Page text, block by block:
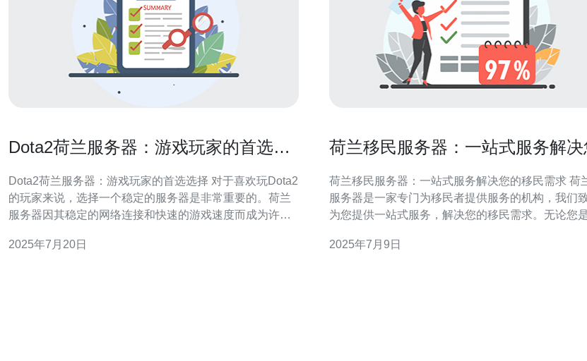
Dota2荷兰服务器：游戏玩家的首选选
Dota2荷兰服务器：游戏玩家的首选选择 对于喜欢玩Dota2
的玩家来说，选择一个稳定的服务器是非常重要的。荷兰
服务器因其稳定的网络连接和快速的游戏速度而成为许多
基础设施和优质的网络服务提供商。荷兰服务器在全球范
2025年7月20日
荷兰移民服务器：一站式服务解决
荷兰移民服务器：一站式服务解决您的移民需求 荷兰移民
服务器是一家专门为移民者提供服务的机构，我们
为您提供一站式服务，解决您的移民需求。无论您
聚，我们都能为您提供专业的帮助。 荷兰移民服务器提供
2025年7月9日